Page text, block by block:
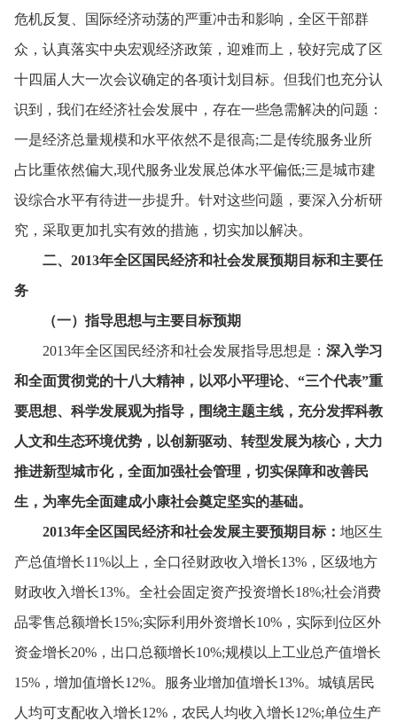
危机反复、
国际经济动荡的严重冲击和影响， 全区干部群
众， 认真落实中央宏观经济政策， 迎难而上， 较好完成了区
十四届人大一次会议确定的各项计划目标。 但我们也充分认
识到， 我们在经济社会发展中， 存在一些急需解决的问题：
一是经济总量规模和水平依然不是很高;二是传统服务业所
占比重依然偏大,现代服务业发展总体水平偏低;三是城市建
设综合水平有待进一步提升。 针对这些问题， 要深入分析研
究， 采取更加扎实有效的措施， 切实加以解决。
二、 2013年全区国民经济和社会发展预期目标和主要任
务
（一）指导思想与主要目标预期
2013年全区国民经济和社会发展指导思想是： 深入学习
和全面贯彻党的十八大精神， 以邓小平理论、 “三个代表”重
要思想、 科学发展观为指导， 围绕主题主线， 充分发挥科教
人文和生态环境优势， 以创新驱动、 转型发展为核心， 大力
推进新型城市化， 全面加强社会管理， 切实保障和改善民
生， 为率先全面建成小康社会奠定坚实的基础。
2013年全区国民经济和社会发展主要预期目标： 地区生
产总值增长11%以上， 全口径财政收入增长13%， 区级地方
财政收入增长13%。 全社会固定资产投资增长18%;社会消费
品零售总额增长15%;实际利用外资增长10%， 实际到位区外
资金增长20%， 出口总额增长10%;规模以上工业总产值增长
15%， 增加值增长12%。 服务业增加值增长13%。 城镇居民
人均可支配收入增长12%， 农民人均收入增长12%;单位生产